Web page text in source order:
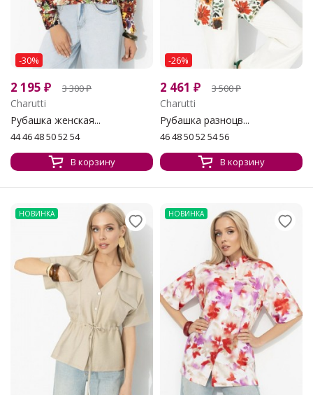
-30%
2 195 ₽ 3 300₽
Charutti
Рубашка женская...
44 46 48 50 52 54
В корзину
-26%
2 461 ₽ 3 500₽
Charutti
Рубашка разноцв...
46 48 50 52 54 56
В корзину
НОВИНКА НОВИНКА